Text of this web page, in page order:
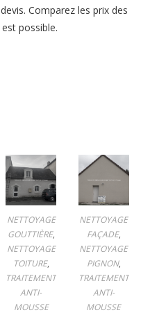
Comparez les prix des
possible.
NETTOYAGE
GOUTTIÈRE,
NETTOYAGE
TOITURE,
TRAITEMENT
ANTI-
MOUSSE
NETTOYAGE
FAÇADE,
NETTOYAGE
PIGNON,
TRAITEMENT
ANTI-
MOUSSE